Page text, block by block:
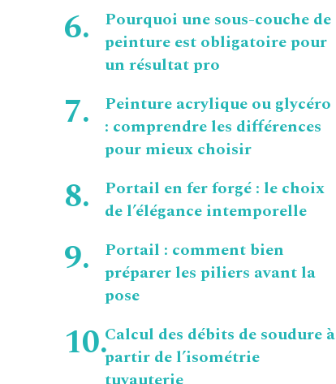
Pourquoi une sous-couche de
peinture est obligatoire pour
un résultat pro
Peinture acrylique ou glycéro
: comprendre les différences
pour mieux choisir
Portail en fer forgé : le choix
de l’élégance intemporelle
Portail : comment bien
préparer les piliers avant la
pose
Calcul des débits de soudure à
partir de l’isométrie